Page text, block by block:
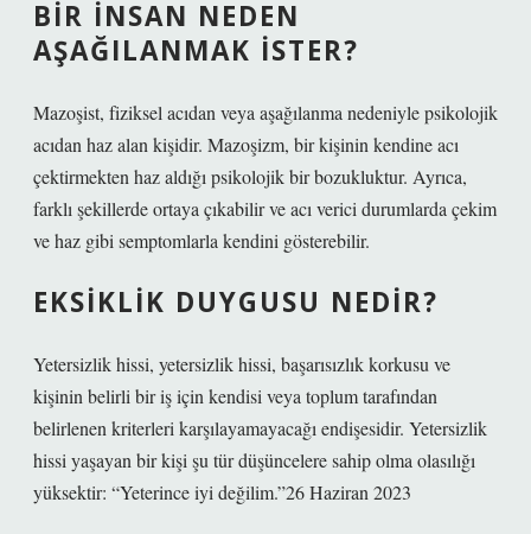
BIR INSAN NEDEN
AŞAĞILANMAK ISTER?
Mazoşist, fiziksel acıdan veya aşağılanma nedeniyle psikolojik
acıdan haz alan kişidir. Mazoşizm, bir kişinin kendine acı
çektirmekten haz aldığı psikolojik bir bozukluktur. Ayrıca,
farklı şekillerde ortaya çıkabilir ve acı verici durumlarda çekim
ve haz gibi semptomlarla kendini gösterebilir.
EKSIKLIK DUYGUSU NEDIR?
Yetersizlik hissi, yetersizlik hissi, başarısızlık korkusu ve
kişinin belirli bir iş için kendisi veya toplum tarafından
belirlenen kriterleri karşılayamayacağı endişesidir. Yetersizlik
hissi yaşayan bir kişi şu tür düşüncelere sahip olma olasılığı
yüksektir: “Yeterince iyi değilim.”26 Haziran 2023